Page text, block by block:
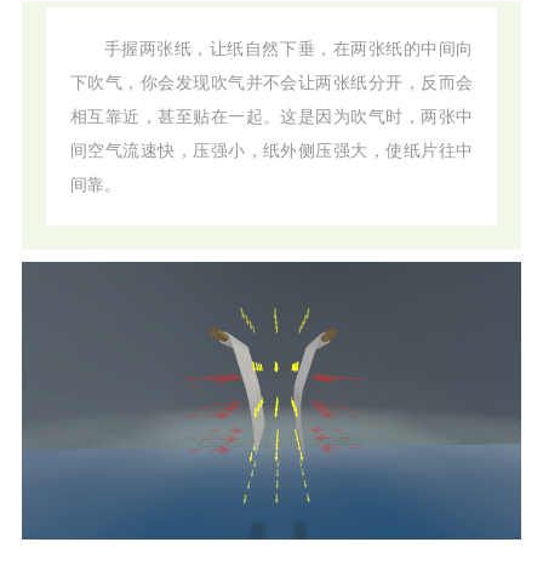
手握两张纸，让纸自然下垂，在两张纸的中间向
下吹气，你会发现吹气并不会让两张纸分开，反而会
相互靠近，甚至贴在一起。这是因为吹气时，两张中
间空气流速快，压强小，纸外侧压强大，使纸片往中
间靠。